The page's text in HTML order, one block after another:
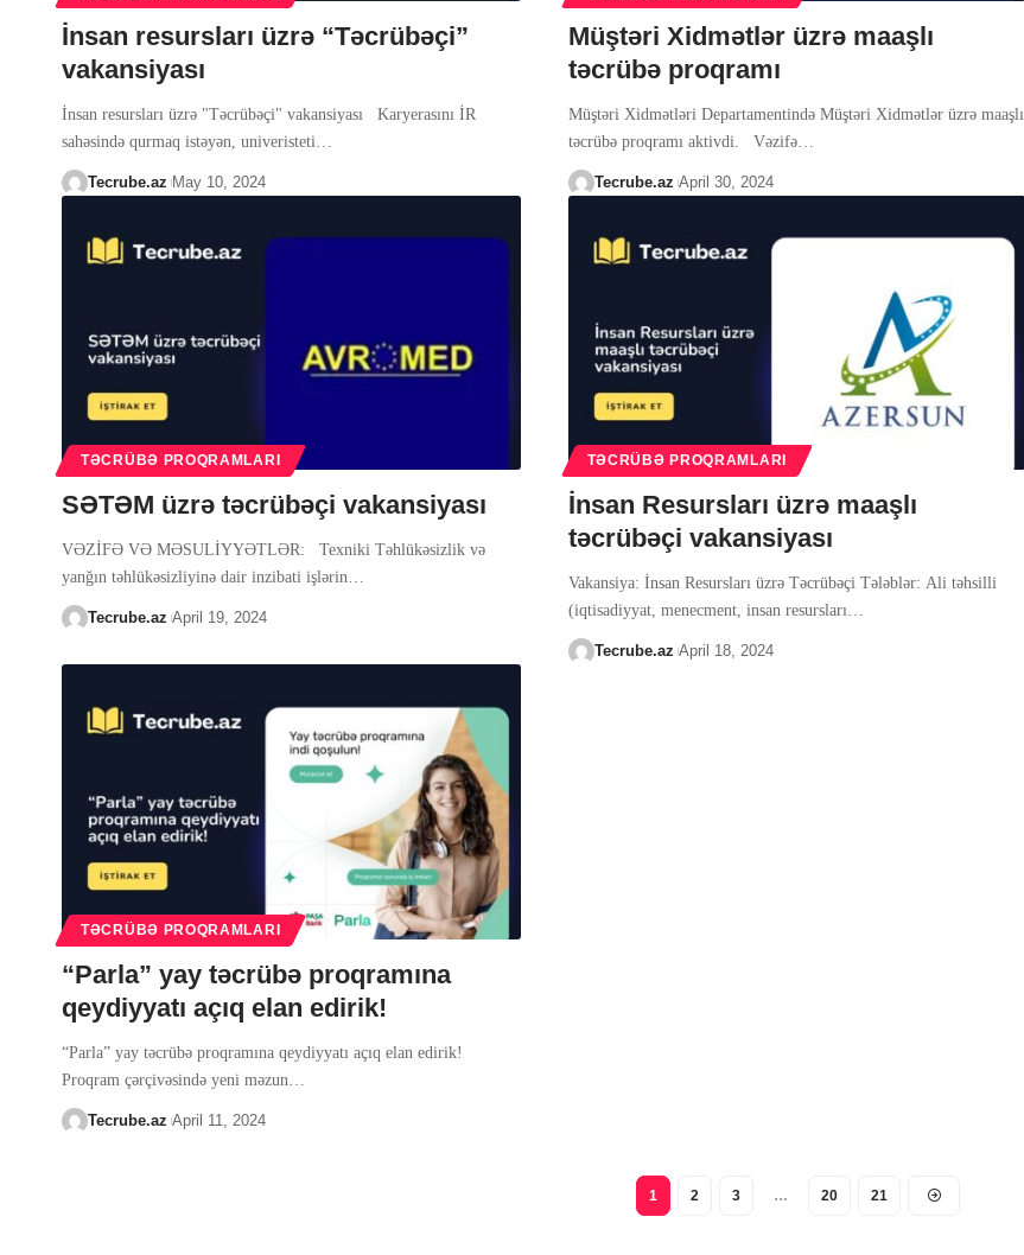
İnsan resursları üzrə “Təcrübəçi”
vakansiyası
İnsan resursları üzrə "Təcrübəçi" vakansiyası Karyerasını İR
sahəsində qurmaq istəyən, univeristeti
Tecrube.az May 10, 2024
Müştəri Xidmətlər üzrə maaşlı
təcrübə proqramı
Müştəri Xidmətləri Departamentində Müştəri Xidmətlər üzrə maaşlı
təcrübə proqramı aktivdi. Vəzifə…
Tecrube.az April 30, 2024
TƏCRÜBƏ PROQRAMLARI
SƏTƏM üzrə təcrübəçi vakansiyası
VƏZİFƏ VƏ MƏSULİYYƏTLƏR: Texniki Təhlükəsizlik və
yanğın təhlükəsizliyinə dair inzibati işlərin…
Tecrube.az April 19, 2024
TƏCRÜBƏ PROQRAMLARI
İnsan Resursları üzrə maaşlı
təcrübəçi vakansiyası
Vakansiya: İnsan Resursları üzrə Təcrübəçi Tələblər: Ali təhsilli
(iqtisadiyyat, menecment, insan resursları…
Tecrube.az April 18, 2024
TƏCRÜBƏ PROQRAMLARI
“Parla” yay təcrübə proqramına
qeydiyyatı açıq elan edirik!
“Parla” yay təcrübə proqramına qeydiyyatı açıq elan edirik!
Proqram çərçivəsində yeni məzun…
Tecrube.az April 11, 2024
1 2 3 … 20 21